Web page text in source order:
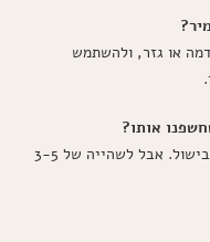
או גזר, ולהשתמש
אותו?
אני ממליצה להגיש את המנה מיד לאחר הבישול. אבל לשהייה של 3-5